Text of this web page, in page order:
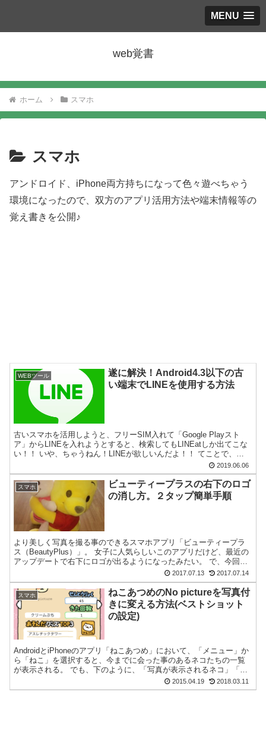
MENU
web覚書
ホーム スマホ
スマホ
アンドロイド、iPhone両方持ちになって色々遊べちゃう
環境になったので、双方のアプリ活用方法や端末情報等の
覚え書きを公開♪
WEBツール
遂に解決！Android4.3以下の古
い端末でLINEを使用する方法
古いスマホを活用しようと、フリーSIM入れて「Google Playスト
ア」からLINEを入れようとすると、検索してもLINEatしか出てこな
い！！ いや、ちゃうねん！LINEが欲しいんだよ！！ てことで、
2019.06.06
スマホ
ビューティープラスの右下のロゴ
の消し方。２タップ簡単手順
より美しく写真を撮る事のできるスマホアプリ「ビューティープラ
ス（BeautyPlus）」。 女子に人気らしいこのアプリだけど、最近の
アップデートで右下にロゴが出るようになったみたい。 で、今回は
その消去方法を以下に解説。 ①右下のロゴをタッ...
2017.07.13 2017.07.14
スマホ
ねこあつめのNo pictureを写真付
きに変える方法(ベストショット
の設定)
AndroidとiPhoneのアプリ「ねこあつめ」において、「メニュー」か
ら「ねこ」を選択すると、今までに会った事のあるネコたちの一覧
が表示される。 でも、下のように、「写真が表示されるネコ」「顔
だけ表示されるネコ」「顔が？で表示されるネコ...
2015.04.19 2018.03.11